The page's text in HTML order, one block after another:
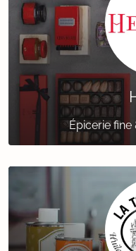
Épicerie